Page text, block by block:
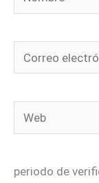
Correo
electrónico*
Web
periodo de